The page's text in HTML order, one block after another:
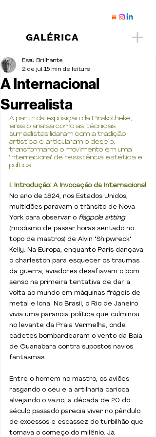
GALÉRICA
A Internacional
Surrealista
Esaú Brilhante
2 de jul.15 min de leitura
A partir da exposição da Pinakotheke,
ensaio analisa como as técnicas
surrealistas lidaram com a tradição
artística e articularam o desejo,
transformando o movimento em uma
"Internacional" de resistência estética e
política
I. Introdução: A Invocação da Internacional
No ano de 1924, nos Estados Unidos,
multidões paravam o trânsito de Nova
York para observar o flagpole sitting
(modismo de passar horas sentado no
topo de mastros) de Alvin "Shipwreck"
Kelly. Na Europa, enquanto Paris dançava
o charleston para esquecer os traumas
da guerra, aviadores desafiavam o bom
senso na primeira tentativa de dar a
volta ao mundo em máquinas frágeis de
metal e lona. No Brasil, o Rio de Janeiro
vivia uma paranoia política que culminou
no levante da Praia Vermelha, onde
cadetes bombardearam o vento da Baía
de Guanabara contra supostos navios
fantasmas.
Entre o homem no mastro, os aviões
rasgando o céu e a artilharia carioca
alvejando o vazio, a década de 20 do
século passado parecia viver no pêndulo
de excessos e escassez do turbilhão que
tomava o começo do milênio. Já